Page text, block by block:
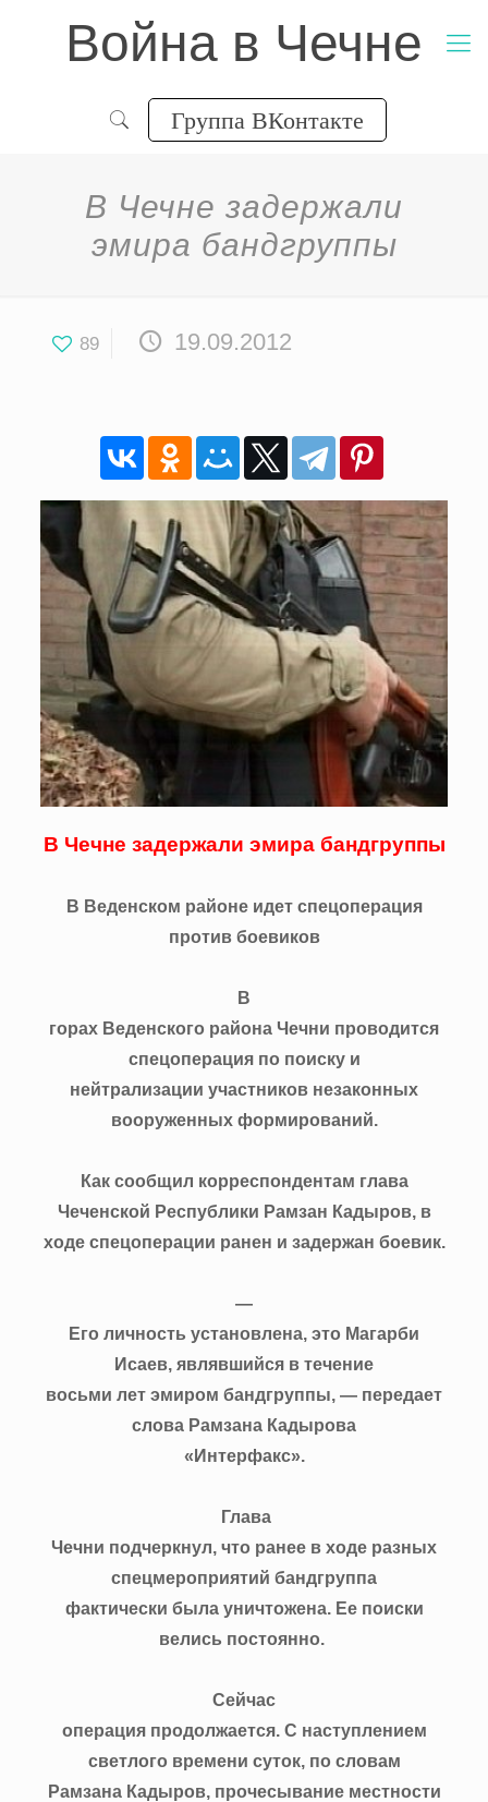
Война в Чечне
Группа ВКонтакте
В Чечне задержали
эмира бандгруппы
89 19.09.2012
В Чечне задержали эмира бандгруппы
В Веденском районе идет спецоперация
против боевиков
В
горах Веденского района Чечни проводится
спецоперация по поиску и
нейтрализации участников незаконных
вооруженных формирований.
Как сообщил корреспондентам глава
Чеченской Республики Рамзан Кадыров, в
ходе спецоперации ранен и задержан боевик.
—
Его личность установлена, это Магарби
Исаев, являвшийся в течение
восьми лет эмиром бандгруппы, — передает
слова Рамзана Кадырова
«Интерфакс».
Глава
Чечни подчеркнул, что ранее в ходе разных
спецмероприятий бандгруппа
фактически была уничтожена. Ее поиски
велись постоянно.
Сейчас
операция продолжается. С наступлением
светлого времени суток, по словам
Рамзана Кадыров, прочесывание местности